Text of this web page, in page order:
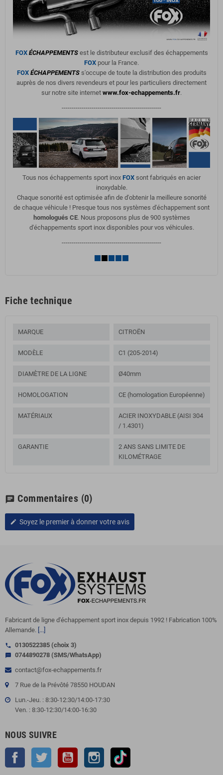
FOX ÉCHAPPEMENTSest le distributeur exclusif des échappements
FOX pour la France.
FOX ÉCHAPPEMENTSs'occupe de toute la distribution des produits
auprès de nos divers revendeurs et pour les particuliers directement
sur notre site internet www.fox-echappements.fr.
--------------------------------------------------
Tous nos échappements sport inox FOX sont fabriqués en acier
inoxydable.
Chaque sonorité est optimisée afin de d'obtenir la meilleure sonorité
de chaque véhicule ! Presque tous nos systèmes d'échappement sont
homologués CE. Nous proposons plus de 900 systèmes
d'échappements sport inox disponibles pour vos véhicules.
--------------------------------------------------
Fiche technique
MARQUE CITROËN
MODÈLE C1 (205-2014)
DIAMÈTRE DE LA LIGNE Ø40mm
HOMOLOGATION CE (homologation Européenne)
MATÉRIAUX
ACIER INOXYDABLE (AISI 304
/ 1.4301)
GARANTIE
2 ANS SANS LIMITE DE
KILOMÉTRAGE
chat Commentaires (0)
edit Soyez le premier à donner votre avis
Fabricant de ligne d'échappement sport inox depuis 1992 ! Fabrication 100%
Allemande. [...]
call 0130522385 (choix 3)
sms
0744890278 (SMS/WhatsApp)
contact@fox-echappements.fr
7 Rue de la Prévôté 78550 HOUDAN
Lun.-Jeu. : 8:30-12:30/14:00-17:30
Ven. : 8:30-12:30/14:00-16:30
NOUS SUIVRE
Facebook Twitter YouTube Instagram